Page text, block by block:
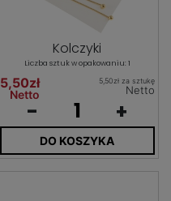
Kolczyki
Liczba sztuk w opakowaniu: 1
5,50zł
Netto
5,50zł za sztukę
Netto
- +
DO KOSZYKA